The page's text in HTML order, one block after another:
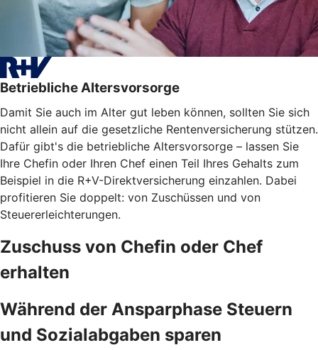
Betriebliche Altersvorsorge
Damit Sie auch im Alter gut leben können, sollten Sie sich
nicht allein auf die gesetzliche Rentenversicherung stützen.
Dafür gibt's die betriebliche Altersvorsorge – lassen Sie
Ihre Chefin oder Ihren Chef einen Teil Ihres Gehalts zum
Beispiel in die R+V-Direktversicherung einzahlen. Dabei
profitieren Sie doppelt: von Zuschüssen und von
Steuererleichterungen.
Zuschuss von Chefin oder Chef
erhalten
Während der Ansparphase Steuern
und Sozialabgaben sparen